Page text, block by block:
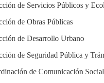
de Servicios Públicos y
de Obras Públicas
de Desarrollo Urbano
de Seguridad Pública y
de Comunicación Social